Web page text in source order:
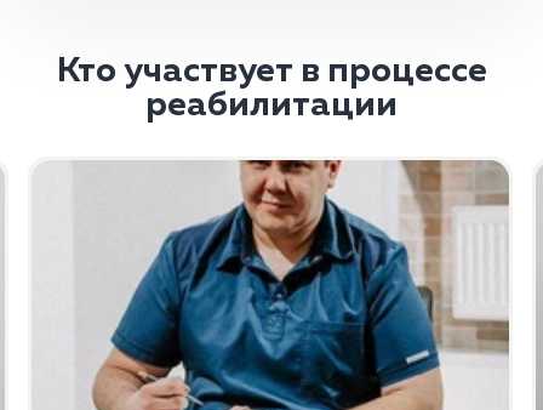
Кто участвует в процессе
реабилитации